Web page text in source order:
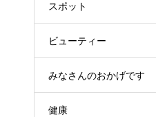
スポット
ビューティー
みなさんのおかげです
健康